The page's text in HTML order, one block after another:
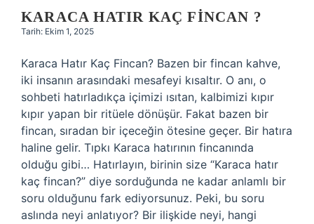
KARACA HATIR KAÇ FINCAN ?
Tarih: Ekim 1, 2025
Karaca Hatır Kaç Fincan? Bazen bir fincan kahve,
iki insanın arasındaki mesafeyi kısaltır. O anı, o
sohbeti hatırladıkça içimizi ısıtan, kalbimizi kıpır
kıpır yapan bir ritüele dönüşür. Fakat bazen bir
fincan, sıradan bir içeceğin ötesine geçer. Bir hatıra
haline gelir. Tıpkı Karaca hatırının fincanında
olduğu gibi… Hatırlayın, birinin size “Karaca hatır
kaç fincan?” diye sorduğunda ne kadar anlamlı bir
soru olduğunu fark ediyorsunuz. Peki, bu soru
aslında neyi anlatıyor? Bir ilişkide neyi, hangi